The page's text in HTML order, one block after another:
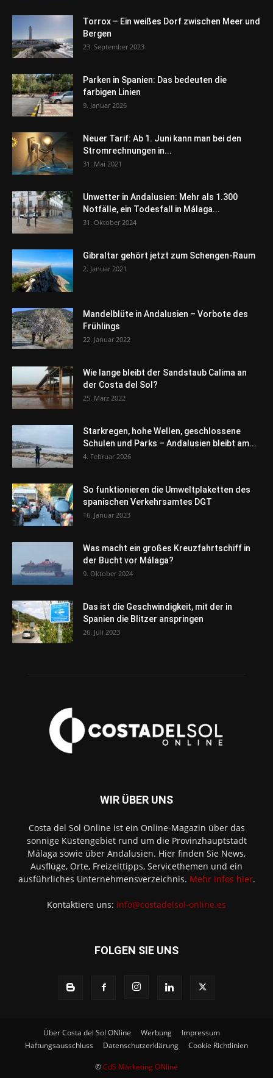
Torrox – Ein weißes Dorf zwischen Meer und
Bergen
23. September 2023
Parken in Spanien: Das bedeuten die
farbigen Linien
9. Januar 2026
Neuer Tarif: Ab 1. Juni kann man bei den
Stromrechnungen in...
31. Mai 2021
Unwetter in Andalusien: Mehr als 1.300
Notfälle, ein Todesfall in Málaga...
31. Oktober 2024
Gibraltar gehört jetzt zum Schengen-Raum
2. Januar 2021
Mandelblüte in Andalusien – Vorbote des
Frühlings
22. Januar 2022
Wie lange bleibt der Sandstaub Calima an
der Costa del Sol?
25. März 2022
Starkregen, hohe Wellen, geschlossene
Schulen und Parks – Andalusien bleibt am...
4. Februar 2026
So funktionieren die Umweltplaketten des
spanischen Verkehrsamtes DGT
16. Januar 2023
Was macht ein großes Kreuzfahrtschiff in
der Bucht vor Málaga?
9. Oktober 2024
Das ist die Geschwindigkeit, mit der in
Spanien die Blitzer anspringen
26. Juli 2023
WIR ÜBER UNS
Costa del Sol Online ist ein Online-Magazin über das
sonnige Küstengebiet rund um die Provinzhauptstadt
Málaga sowie über Andalusien. Hier finden Sie News,
Ausflüge, Orte, Freizeittipps, Servicethemen und ein
ausführliches Unternehmensverzeichnis. Mehr Infos hier.
Kontaktiere uns: info@costadelsol-online.es
FOLGEN SIE UNS
Über Costa del Sol ONline Werbung
Impressum
Haftungsausschluss
Datenschutzerklärung Cookie Richtlinien
©CdS Marketing ONline